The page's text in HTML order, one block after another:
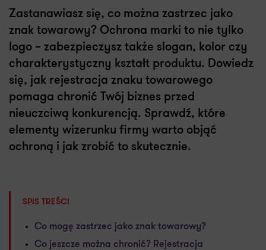
Zastanawiasz się, co można zastrzec jako
znak towarowy? Ochrona marki to nie tylko
logo – zabezpieczysz także slogan, kolor czy
charakterystyczny kształt produktu. Dowiedz
się, jak rejestracja znaku towarowego
pomaga chronić Twój biznes przed
nieuczciwą konkurencją. Sprawdź, które
elementy wizerunku firmy warto objąć
ochroną i jak zrobić to skutecznie.
SPIS TREŚCI
Co mogę zastrzec jako znak towarowy?
Co jeszcze można chronić? Rejestracja